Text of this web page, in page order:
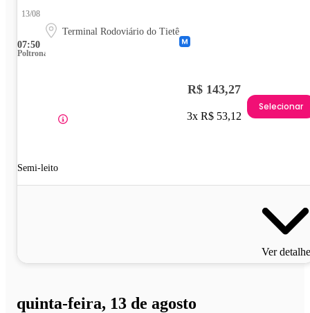
07:50
13/08
Terminal Rodoviário do Tietê
Poltrona
Semi-leito
R$ 143,27
3x R$ 53,12
Selecionar
Ver
quinta-feira, 13 de agosto